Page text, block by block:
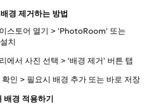
경 제거하는 방법
스토어 열기 > 'PhotoRoom' 또는
치
에서 사진 선택 > '배경 제거' 버튼 탭
인 > 필요시 배경 추가 또는 바로 저장
배경 적용하기